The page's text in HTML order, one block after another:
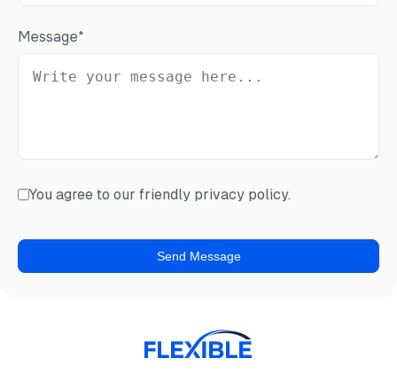
Message*
You agree to our friendly privacy policy.